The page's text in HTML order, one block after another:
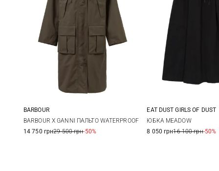
6 8 10 12
BARBOUR
BARBOUR X GANNI ПАЛЬТО WATERPROOF
14 750 грн29 500 грн-50%
XXS XS
EAT DUST GIRLS OF DUST
ЮБКА MEADOW
8 050 грн16 100 грн-50%